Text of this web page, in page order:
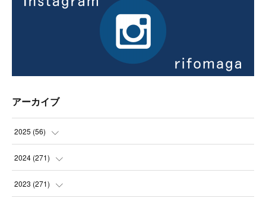
アーカイブ
2025 (56)
(14
(21
2024 (271)
(21
2023 (271)